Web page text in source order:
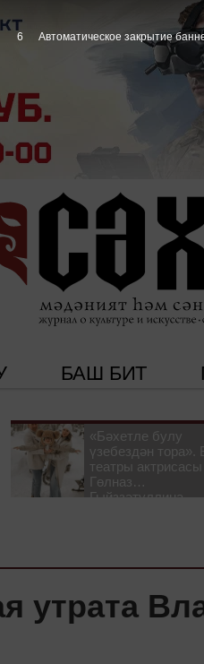
БАШ БИТ
«Бәхетле булу
үзебездән тора».
театры актрисасы
Гөлназ
Гыйззәтуллина-
утрата
4 Автоматическое закрытие